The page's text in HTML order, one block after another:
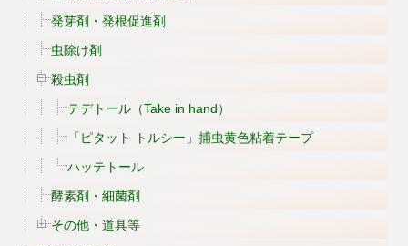
発芽剤・発根促進剤
虫除け剤
殺虫剤
テデトール（Take in hand）
「ピタット トルシー」捕虫黄色粘着テープ
ハッテトール
酵素剤・細菌剤
その他・道具等